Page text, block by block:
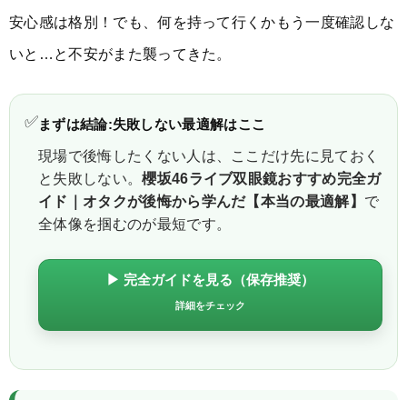
安心感は格別！でも、何を持って行くかもう一度確認しな
いと…と不安がまた襲ってきた。
✅ まずは結論:失敗しない最適解はここ
現場で後悔したくない人は、ここだけ先に見ておく
と失敗しない。櫻坂46ライブ双眼鏡おすすめ完全ガ
イド｜オタクが後悔から学んだ【本当の最適解】 で
全体像を掴むのが最短です。
▶ 完全ガイドを見る（保存推奨）
詳細をチェック